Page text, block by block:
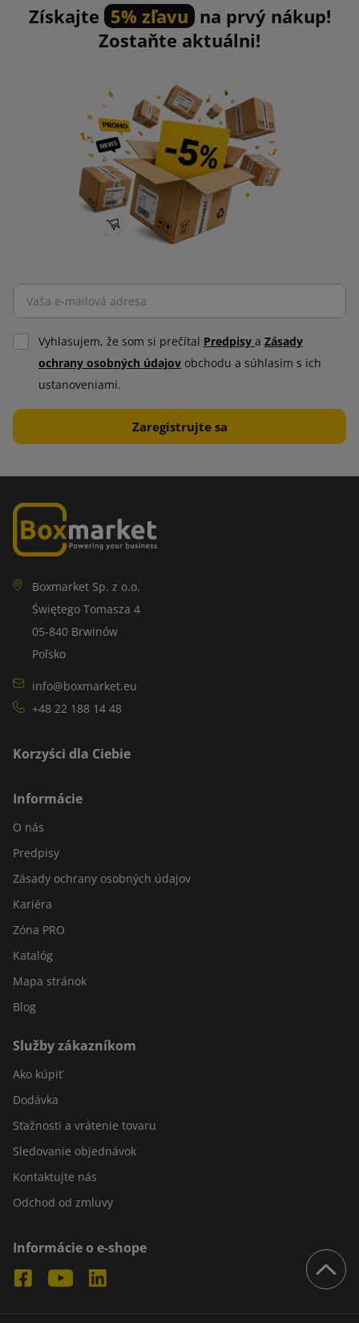
Získajte 5% zľavu na prvý nákup!
Zostaňte aktuálni!
Vyhlasujem, že som si prečítal Predpisy a Zásady
ochrany osobných údajov obchodu a súhlasím s ich
ustanoveniami.
Boxmarket Sp. z o.o.
Świętego Tomasza 4
05-840 Brwinów
Poľsko
info@boxmarket.eu
+48 22 188 14 48
Korzyści dla Ciebie
Informácie
O nás
Predpisy
Zásady ochrany osobných údajov
Kariéra
Zóna PRO
Katalóg
Mapa stránok
Blog
Služby zákazníkom
Ako kúpiť
Dodávka
Sťažnosti a vrátenie tovaru
Sledovanie objednávok
Kontaktujte nás
Odchod od zmluvy
Informácie o e-shope